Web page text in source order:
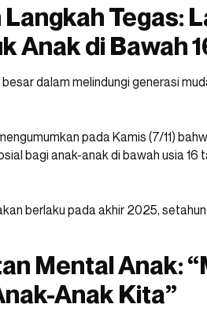
Tegas:
Anak di Bawah
dalam melindungi generasi
pada Kamis (7/11)
bagi anak-anak di bawah usia 16
berlaku pada akhir 2025,
Mental Anak:
Anak Kita”